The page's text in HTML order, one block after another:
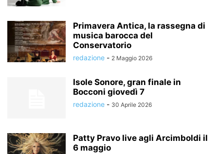
Primavera Antica, la rassegna di
musica barocca del
Conservatorio
redazione - 2 Maggio 2026
Isole Sonore, gran finale in
Bocconi giovedì 7
redazione - 30 Aprile 2026
Patty Pravo live agli Arcimboldi il
6 maggio